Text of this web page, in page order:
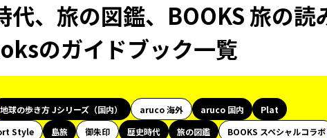
、旅の図鑑、BOOKS 旅の読
のガイドブック一覧
地球の歩き方 Jシリーズ（国内） aruco 海外 aruco 国内
Plat
Style 島旅 御朱印 歴史時代 旅の図鑑
BOOKS スペシャルコラボ